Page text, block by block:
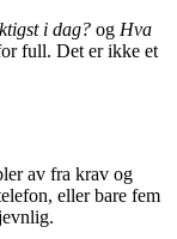
i dag? og Hva
full. Det er ikke et
av fra krav og
eller bare fem